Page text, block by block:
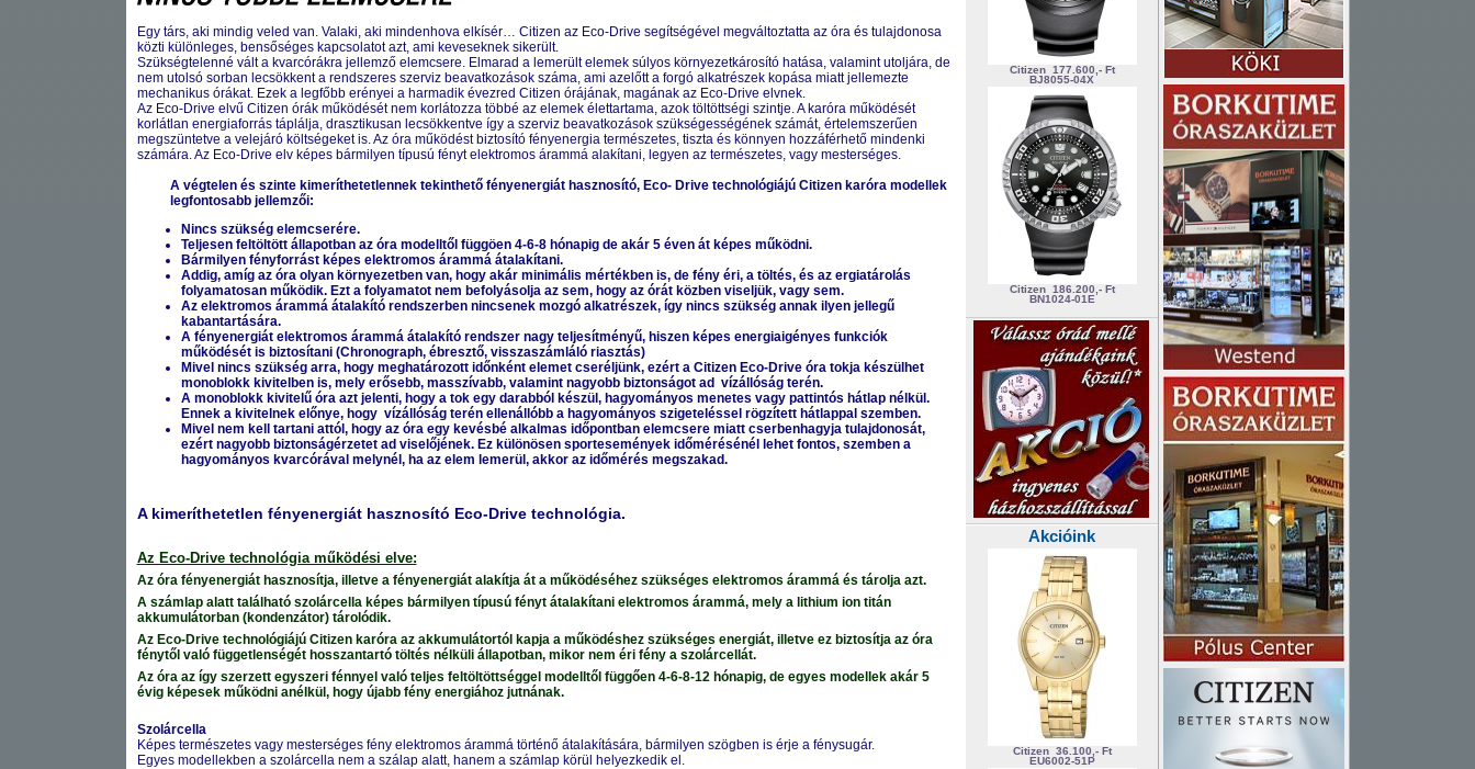
Egy társ, aki mindig veled van. Valaki, aki mindenhova elkísér… Citizen az Eco-Drive segítségével megváltoztatta az óra és tulajdonosa
közti különleges, bensőséges kapcsolatot azt, ami keveseknek sikerült.
Szükségtelenné vált a kvarcórákra jellemző elemcsere. Elmarad a lemerült elemek súlyos környezetkárosító hatása, valamint utoljára, de
nem utolsó sorban lecsökkent a rendszeres szerviz beavatkozások száma, ami azelőtt a forgó alkatrészek kopása miatt jellemezte
mechanikus órákat. Ezek a legfőbb erényei a harmadik évezred Citizen órájának, magának az Eco-Drive elvnek.
Az Eco-Drive elvű Citizen órák működését nem korlátozza többé az elemek élettartama, azok töltöttségi szintje. A karóra működését
korlátlan energiaforrás táplálja, drasztikusan lecsökkentve így a szerviz beavatkozások szükségességének számát, értelemszerűen
megszüntetve a velejáró költségeket is. Az óra működést biztosító fényenergia természetes, tiszta és könnyen hozzáférhető mindenki
számára. Az Eco-Drive elv képes bármilyen típusú fényt elektromos árammá alakítani, legyen az természetes, vagy mesterséges.
A végtelen és szinte kimeríthetetlennek tekinthető fényenergiát hasznosító, Eco- Drive technológiájú Citizen karóra modellek
legfontosabb jellemzői:
Nincs szükség elemcserére.
Teljesen feltöltött állapotban az óra modelltől függöen 4-6-8 hónapig de akár 5 éven át képes működni.
Bármilyen fényforrást képes elektromos árammá átalakítani.
Addig, amíg az óra olyan környezetben van, hogy akár minimális mértékben is, de fény éri, a töltés, és az ergiatárolás
folyamatosan működik. Ezt a folyamatot nem befolyásolja az sem, hogy az órát közben viseljük, vagy sem.
Az elektromos árammá átalakító rendszerben nincsenek mozgó alkatrészek, így nincs szükség annak ilyen jellegű
kabantartására.
A fényenergiát elektromos árammá átalakító rendszer nagy teljesítményű, hiszen képes energiaigényes funkciók
működését is biztosítani (Chronograph, ébresztő, visszaszámláló riasztás)
Mivel nincs szükség arra, hogy meghatározott időnként elemet cseréljünk, ezért a Citizen Eco-Drive óra tokja készülhet
monoblokk kivitelben is, mely erősebb, masszívabb, valamint nagyobb biztonságot ad vízállóság terén.
A monoblokk kivitelű óra azt jelenti, hogy a tok egy darabból készül, hagyományos menetes vagy pattintós hátlap nélkül.
Ennek a kivitelnek előnye, hogy vízállóság terén ellenállóbb a hagyományos szigeteléssel rögzített hátlappal szemben.
Mivel nem kell tartani attól, hogy az óra egy kevésbé alkalmas időpontban elemcsere miatt cserbenhagyja tulajdonosát,
ezért nagyobb biztonságérzetet ad viselőjének. Ez különösen sportesemények időmérésénél lehet fontos, szemben a
hagyományos kvarcórával melynél, ha az elem lemerül, akkor az időmérés megszakad.
A kimeríthetetlen fényenergiát hasznosító Eco-Drive technológia.
Az Eco-Drive technológia működési elve:
Az óra fényenergiát hasznosítja, illetve a fényenergiát alakítja át a működéséhez szükséges elektromos árammá és tárolja azt.
A számlap alatt található szolárcella képes bármilyen típusú fényt átalakítani elektromos árammá, mely a lithium ion titán
akkumulátorban (kondenzátor) tárolódik.
Az Eco-Drive technológiájú Citizen karóra az akkumulátortól kapja a működéshez szükséges energiát, illetve ez biztosítja az óra
fénytől való függetlenségét hosszantartó töltés nélküli állapotban, mikor nem éri fény a szolárcellát.
Az óra az így szerzett egyszeri fénnyel való teljes feltöltöttséggel modelltől függően 4-6-8-12 hónapig, de egyes modellek akár 5
évig képesek működni anélkül, hogy újabb fény energiához jutnának.
Szolárcella
Képes természetes vagy mesterséges fény elektromos árammá történő átalakítására, bármilyen szögben is érje a fénysugár.
Egyes modellekben a szolárcella nem a szálap alatt, hanem a számlap körül helyezkedik el.
Citizen 177.600,- Ft
BJ8055-04X
Citizen 186.200,- Ft
BN1024-01E
Akcióink
Citizen 36.100,- Ft
EU6002-51P